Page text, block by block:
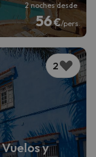
2 noches desde
56€/pers.
2
y